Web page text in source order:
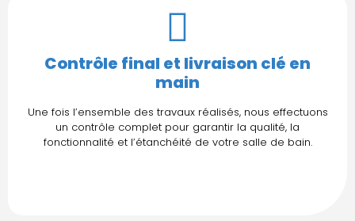
Contrôle final et livraison clé en
main
Une fois l’ensemble des travaux réalisés, nous effectuons
un contrôle complet pour garantir la qualité, la
fonctionnalité et l’étanchéité de votre salle de bain.